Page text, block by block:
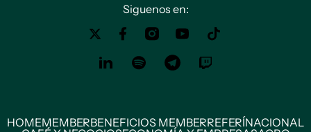
Siguenos en:
HOMEMEMBERBENEFICIOS MEMBERREFERÍNACIONAL